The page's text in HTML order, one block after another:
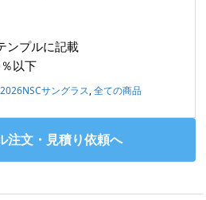
ンプルに記載
以下
2026NSCサングラス,全ての商品
注文・見積り依頼へ